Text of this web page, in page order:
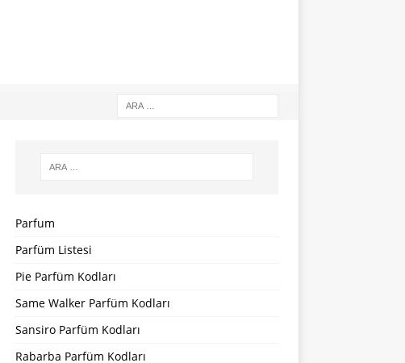
Parfum
Parfüm Listesi
Pie Parfüm Kodları
Same Walker Parfüm Kodları
Sansiro Parfüm Kodları
Rabarba Parfüm Kodları